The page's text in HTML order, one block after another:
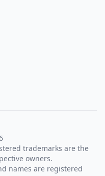
trademarks are the
owners.
names are registered